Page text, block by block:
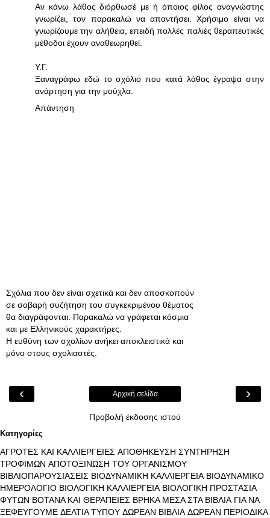
Αν κάνω λάθος διόρθωσέ με ή όποιος φίλος αναγνώστης
γνωρίζει, τον παρακαλώ να απαντήσει. Χρήσιμο είναι να
γνωρίζουμε την αλήθεια, επειδή πολλές παλιές θεραπευτικές
μέθοδοι έχουν αναθεωρηθεί.
Y.Γ.
Ξαναγράφω εδώ το σχόλιο που κατά λάθος έγραψα στην
ανάρτηση για την μούχλα.
Απάντηση
Σχόλια που δεν είναι σχετικά και δεν αποσκοπούν
σε σοβαρή συζήτηση του συγκεκριμένου θέματος
θα διαγράφονται. Παρακαλώ να γράφεται κόσμια
και με Ελληνικούς χαρακτήρες.
Η ευθύνη των σχολίων ανήκει αποκλειστικά και
μόνο στους σχολιαστές.
‹ ›
Αρχική σελίδα
Προβολή έκδοσης ιστού
Κατηγορίες
ΑΓΡΟΤΕΣ ΚΑΙ ΚΑΛΛΙΕΡΓΕΙΕΣ ΑΠΟΘΗΚΕΥΣΗ ΣΥΝΤΗΡΗΣΗ
ΤΡΟΦΙΜΩΝ ΑΠΟΤΟΞΙΝΩΣΗ ΤΟΥ ΟΡΓΑΝΙΣΜΟΥ
ΒΙΒΛΙΟΠΑΡΟΥΣΙΑΣΕΙΣ ΒΙΟΔΥΝΑΜΙΚΗ ΚΑΛΛΙΕΡΓΕΙΑ ΒΙΟΔΥΝΑΜΙΚΟ
ΗΜΕΡΟΛΟΓΙΟ ΒΙΟΛΟΓΙΚΗ ΚΑΛΛΙΕΡΓΕΙΑ ΒΙΟΛΟΓΙΚΗ ΠΡΟΣΤΑΣΙΑ
ΦΥΤΩΝ ΒΟΤΑΝΑ ΚΑΙ ΘΕΡΑΠΕΙΕΣ ΒΡΗΚΑ ΜΕΣΑ ΣΤΑ ΒΙΒΛΙΑ ΓΙΑ ΝΑ
ΞΕΦΕΥΓΟΥΜΕ ΔΕΛΤΙΑ ΤΥΠΟΥ ΔΩΡΕΑΝ ΒΙΒΛΙΑ ΔΩΡΕΑΝ ΠΕΡΙΟΔΙΚΑ